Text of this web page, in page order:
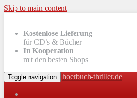
Skip to main content
Kostenlose Lieferung
für CD’s & Bücher
In Kooperation
mit den besten Shops
Toggle navigation hoerbuch-thriller.de